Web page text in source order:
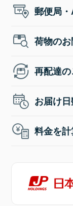
郵便局
荷物の
再配達
お届け
料金を